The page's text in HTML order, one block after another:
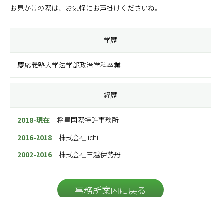
お見かけの際は、お気軽にお声掛けくださいね。
学歴
慶応義塾大学法学部政治学科卒業
経歴
2018-現在 将星国際特許事務所
2016-2018 株式会社iichi
2002-2016 株式会社三越伊勢丹
事務所案内に戻る